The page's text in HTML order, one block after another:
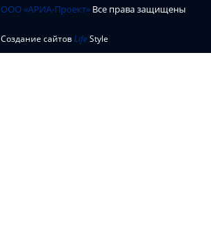
ООО «АРИА-Проект»Все права защищены
Создание сайтов LifeStyle